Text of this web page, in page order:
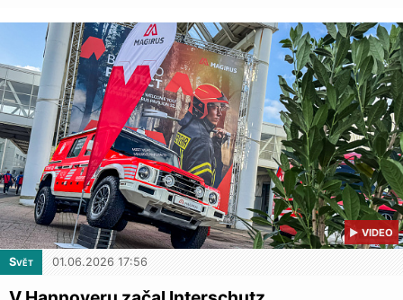
▶ VIDEO
Svět 01.06.2026 17:56